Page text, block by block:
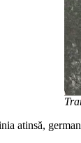
atinsă,